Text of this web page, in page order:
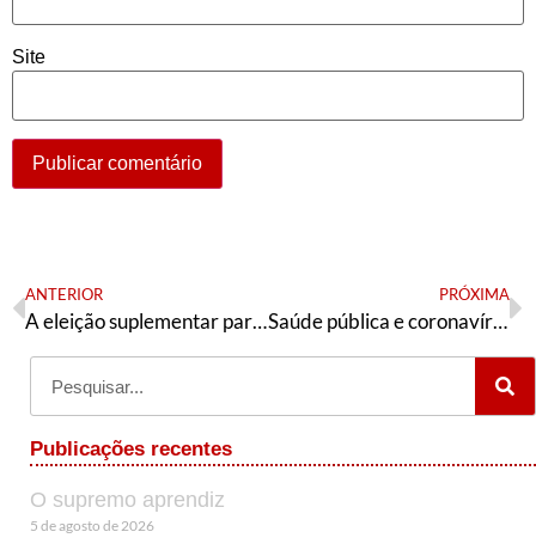
Site
ANTERIOR
A eleição suplementar para o Senado da República e a política do Grupo que controla o PT/MT
PRÓXIMA
Saúde pública e coronavírus (covid-19)
Publicações recentes
O supremo aprendiz
5 de agosto de 2026